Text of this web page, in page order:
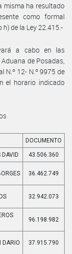
misma ha resultado
como formal
de la Ley 22.415.-
a cabo en las
de Posadas,
N.º 12- N.º 9975 de
el horario indicado
DOCUMENTO
DAVID 43.506.360
36.462.749
32.942.073
96.198.982
DARIO 37.915.790